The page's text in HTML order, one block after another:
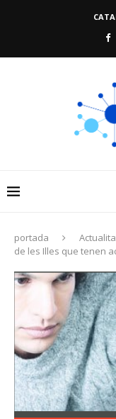
portada
de les Illes que tenen